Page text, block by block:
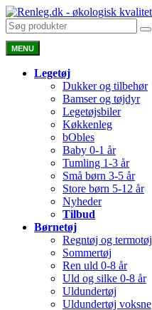
MENU
Legetøj
Dukker og tilbehør
Bamser og tøjdyr
Legetøjsbiler
Køkkenleg
bObles
Baby 0-1 år
Tumling 1-3 år
Små børn 3-5 år
Store børn 5-12 år
Nyheder
Tilbud
Børnetøj
Regntøj og termotøj
Sommertøj
Ren uld 0-8 år
Uld og silke 0-8 år
Uldundertøj
Uldundertøj voksne